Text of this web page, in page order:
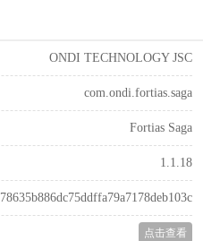
ONDI TECHNOLOGY JSC
com.ondi.fortias.saga
Fortias Saga
1.1.18
78635b886dc75ddffa79a7178deb103c
点击查看